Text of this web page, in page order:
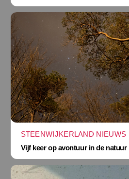
STEENWIJKERLAND NIEUWS
Vijf keer op avontuur in de